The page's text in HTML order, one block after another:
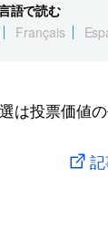
語で読む
Français
は投票価値